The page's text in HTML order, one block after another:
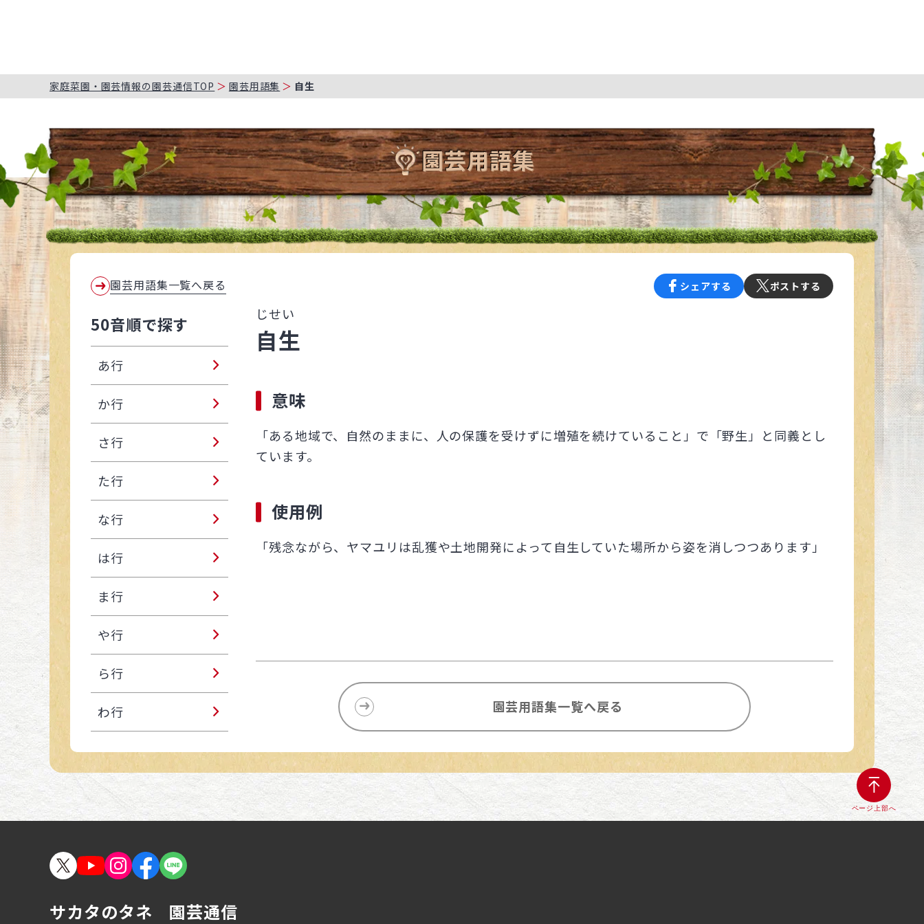
家庭菜園・園芸情報の園芸通信TOP 園芸用語集 自生
園芸用語集
シェアする ポストする
じせい
自生
意味
「ある地域で、自然のままに、人の保護を受けずに増殖を続けていること」で「野生」と同義とし
ています。
使用例
「残念ながら、ヤマユリは乱獲や土地開発によって自生していた場所から姿を消しつつあります」
園芸用語集一覧へ戻る
園芸用語集一覧へ戻る
50音順で探す
あ行
か行
さ行
た行
な行
は行
ま行
や行
ら行
わ行
ページ上部へ
サカタのタネ 園芸通信